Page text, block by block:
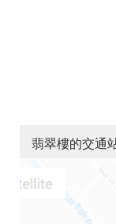
翡翠樓的交通